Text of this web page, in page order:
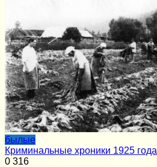
былые
Криминальные хроники 1925 года
0 316